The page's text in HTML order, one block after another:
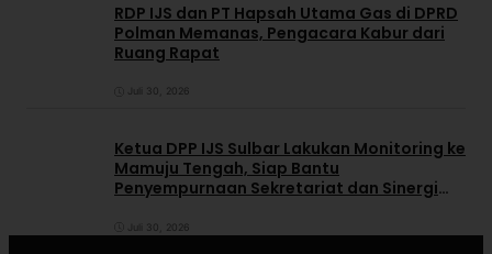
RDP IJS dan PT Hapsah Utama Gas di DPRD
Polman Memanas, Pengacara Kabur dari
Ruang Rapat
Juli 30, 2026
Ketua DPP IJS Sulbar Lakukan Monitoring ke
Mamuju Tengah, Siap Bantu
Penyempurnaan Sekretariat dan Sinergi
Juli 30, 2026